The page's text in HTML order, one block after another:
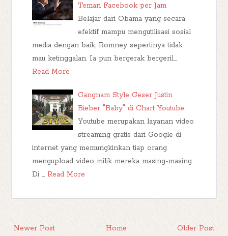
Teman Facebook per Jam
Belajar dari Obama yang secara
efektif mampu mengutilisasi sosial
media dengan baik, Romney sepertinya tidak
mau ketinggalan. Ia pun bergerak bergeril…
Read More
Gangnam Style Geser Justin
Bieber "Baby" di Chart Youtube
Youtube merupakan layanan video
streaming gratis dari Google di
internet yang memungkinkan tiap orang
mengupload video milik mereka masing-masing.
Di … Read More
Newer Post Older Post
Home